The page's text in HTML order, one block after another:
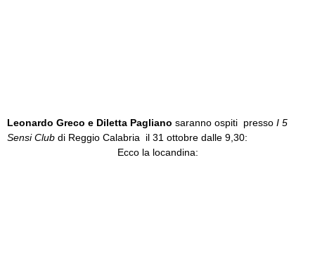
Leonardo Greco e Diletta Pagliano saranno ospiti presso I 5
Sensi Club di Reggio Calabria il 31 ottobre dalle 9,30:
Ecco la locandina: